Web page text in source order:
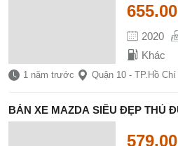
2020
Khác
1 năm trước Quận 10 - TP.Hồ
BÁN XE MAZDA SIÊU ĐẸP THỦ